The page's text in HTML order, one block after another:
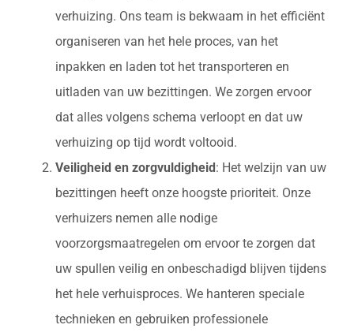
verhuizing. Ons team is bekwaam in het efficiënt
organiseren van het hele proces, van het
inpakken en laden tot het transporteren en
uitladen van uw bezittingen. We zorgen ervoor
dat alles volgens schema verloopt en dat uw
verhuizing op tijd wordt voltooid.
Veiligheid en zorgvuldigheid : Het welzijn van uw
bezittingen heeft onze hoogste prioriteit. Onze
verhuizers nemen alle nodige
voorzorgsmaatregelen om ervoor te zorgen dat
uw spullen veilig en onbeschadigd blijven tijdens
het hele verhuisproces. We hanteren speciale
technieken en gebruiken professionele